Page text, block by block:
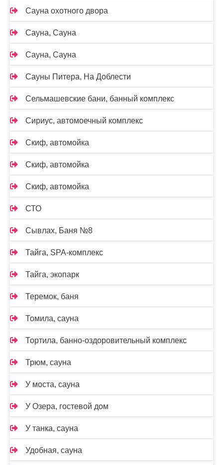
Сауна охотного двора
Сауна, Сауна
Сауна, Сауна
Сауны Питера, На Доблести
Сельмашевские бани, банный комплекс
Сириус, автомоечный комплекс
Скиф, автомойка
Скиф, автомойка
Скиф, автомойка
СТО
Сывлах, Баня №8
Тайга, SPA-комплекс
Тайга, экопарк
Теремок, баня
Томила, сауна
Тортила, банно-оздоровительный комплекс
Трюм, сауна
У моста, сауна
У Озера, гостевой дом
У танка, сауна
Удобная, сауна